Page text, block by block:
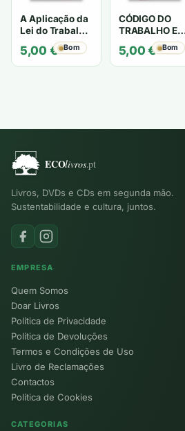
A Aplicação da
Lei do Trabalho
nas Relações
de Emprego
Público - Paulo
5,00 € Bom
CÓDIGO DO
TRABALHO E
Legislação
Complementar
- Alcides
5,00€ Bom
Livros, DVDs e CDs em segunda mão.
Sustentabilidade e cultura, juntos.
EMPRESA
Quem Somos
Doar Livros
Política de Privacidade
Política de Devoluções
Termos e Condições de Uso
Livro de Reclamações
Contactos
Política de Cookies
CATEGORIAS